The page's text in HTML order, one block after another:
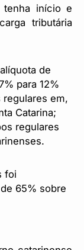
tenha início e
tributária
de
para 12%
em,
Catarina;
regulares
foi
65% sobre